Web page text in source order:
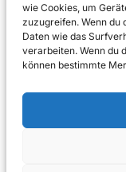
wie Cookies, um
zuzugreifen. Wenn du
Daten wie das
verarbeiten. Wenn du
können bestimmte